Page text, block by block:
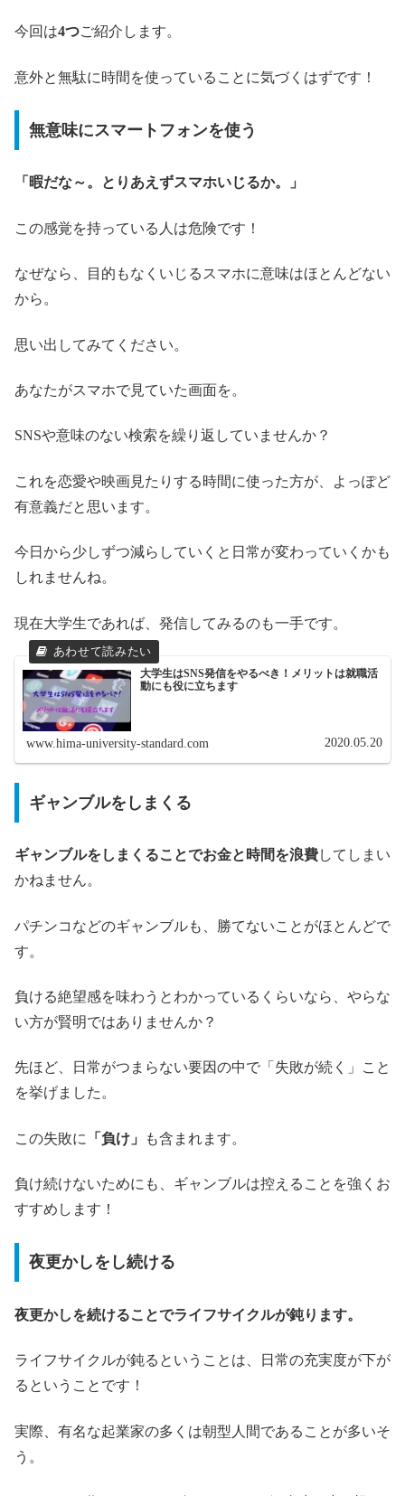
今回は4つご紹介します。
意外と無駄に時間を使っていることに気づくはずです！
無意味にスマートフォンを使う
「暇だな～。とりあえずスマホいじるか。」
この感覚を持っている人は危険です！
なぜなら、目的もなくいじるスマホに意味はほとんどない
から。
思い出してみてください。
あなたがスマホで見ていた画面を。
SNSや意味のない検索を繰り返していませんか？
これを恋愛や映画見たりする時間に使った方が、よっぽど
有意義だと思います。
今日から少しずつ減らしていくと日常が変わっていくかも
しれませんね。
現在大学生であれば、発信してみるのも一手です。
大学生はSNS発信をやるべき！メリットは就職活
動にも役に立ちます
www.hima-university-standard.com 2020.05.20
ギャンブルをしまくる
ギャンブルをしまくることでお金と時間を浪費してしまい
かねません。
パチンコなどのギャンブルも、勝てないことがほとんどで
す。
負ける絶望感を味わうとわかっているくらいなら、やらな
い方が賢明ではありませんか？
先ほど、日常がつまらない要因の中で「失敗が続く」こと
を挙げました。
この失敗に 「負け」 も含まれます。
負け続けないためにも、ギャンブルは控えることを強くお
すすめします！
夜更かしをし続ける
夜更かしを続けることでライフサイクルが鈍ります。
ライフサイクルが鈍るということは、日常の充実度が下が
るということです！
実際、有名な起業家の多くは朝型人間であることが多いそ
う。